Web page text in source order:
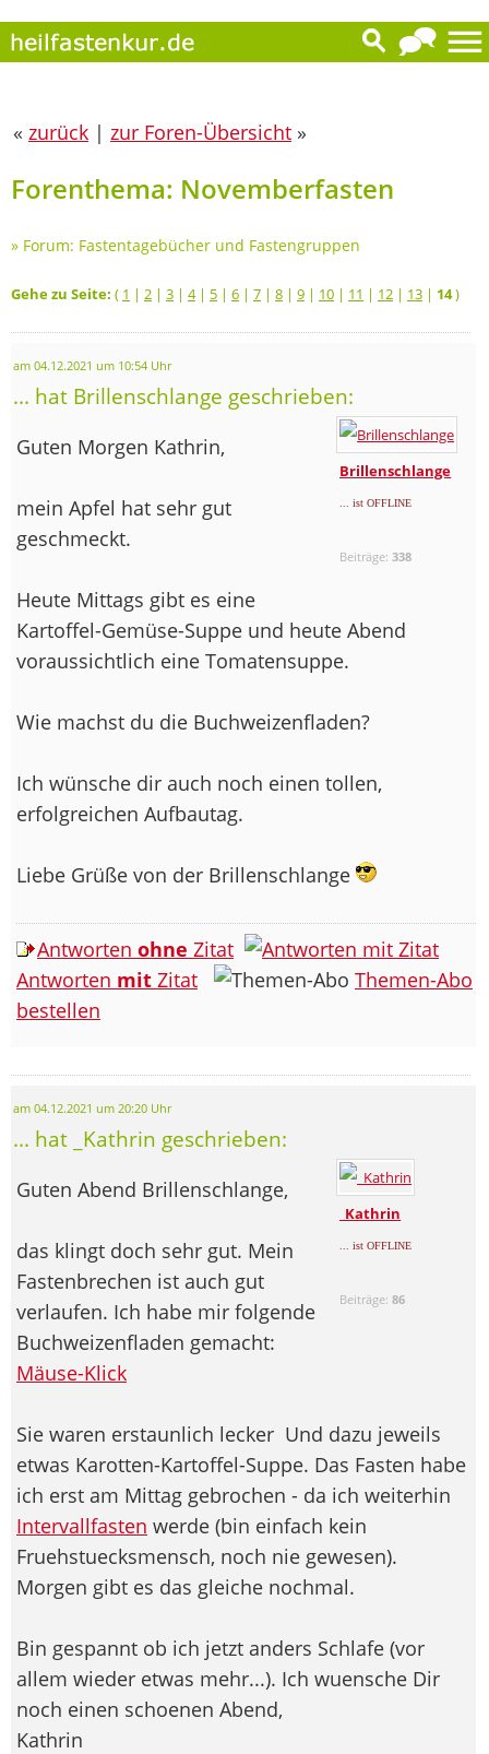
« zurück | zur Foren-Übersicht »
Forenthema: Novemberfasten
» Forum: Fastentagebücher und Fastengruppen
Gehe zu Seite: ( 1 | 2 | 3 | 4| 5 | 6 | 7 | 8 | 9 | 10 | 11 | 12 | 13 | 14)
am 04.12.2021 um 10:54 Uhr
... hat Brillenschlange geschrieben:
Brillenschlange
... ist OFFLINE
Beiträge:338
Guten Morgen Kathrin,
mein Apfel hat sehr gut
geschmeckt.
Heute Mittags gibt es eine
Kartoffel-Gemüse-Suppe und heute Abend
voraussichtlich eine Tomatensuppe.
Wie machst du die Buchweizenfladen?
Ich wünsche dir auch noch einen tollen,
erfolgreichen Aufbautag.
Liebe Grüße von der Brillenschlange
Antworten ohne Zitat
Antworten mit Zitat
Themen-Abo
bestellen
am 04.12.2021 um 20:20 Uhr
... hat _Kathrin geschrieben:
_Kathrin
... ist OFFLINE
Beiträge:86
Guten Abend Brillenschlange,
das klingt doch sehr gut. Mein
Fastenbrechen ist auch gut
verlaufen. Ich habe mir folgende
Buchweizenfladen gemacht:
Mäuse-Klick
Sie waren erstaunlich lecker Und dazu jeweils
etwas Karotten-Kartoffel-Suppe. Das Fasten habe
ich erst am Mittag gebrochen - da ich weiterhin
Intervallfasten werde (bin einfach kein
Fruehstuecksmensch, noch nie gewesen).
Morgen gibt es das gleiche nochmal.
Bin gespannt ob ich jetzt anders Schlafe (vor
allem wieder etwas mehr...). Ich wuensche Dir
noch einen schoenen Abend,
Kathrin